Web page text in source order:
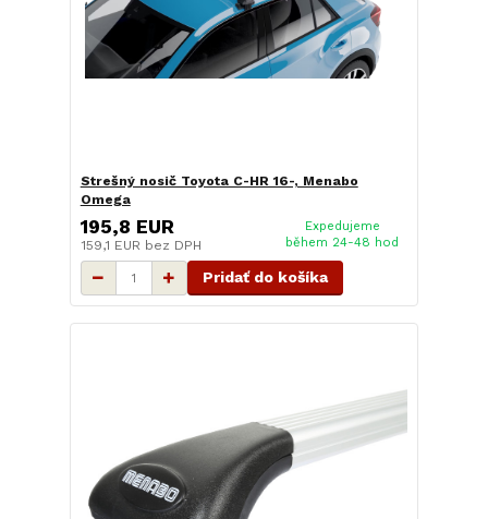
Strešný nosič Toyota C-HR 16-, Menabo
Omega
195,8 EUR
159,1 EUR bez DPH
Expedujeme
během 24-48 hod
Pridať do košíka